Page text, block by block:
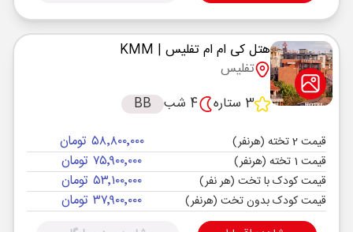
هتل کی ام ام تفلیس | KMM
تفلیس
3 ستاره
4 شب BB
قیمت 2 تخته (هرنفر) ۵۸٬۸۰۰٬۰۰۰ تومان
قیمت 1 تخته (هرنفر) ۷۵٬۹۰۰٬۰۰۰ تومان
قیمت کودک با تخت (هر نفر) ۵۳٬۱۰۰٬۰۰۰ تومان
قیمت کودک بدون تخت (هرنفر) ۳۷٬۹۰۰٬۰۰۰ تومان